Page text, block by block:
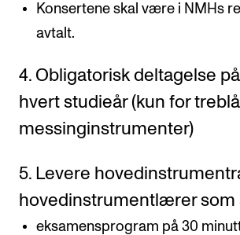
Konsertene skal være i NMHs
avtalt.
4. Obligatorisk deltagelse
hvert studieår (kun for
messinginstrumenter)
5. Levere
hovedinstrumentlærer som
eksamensprogram på 30